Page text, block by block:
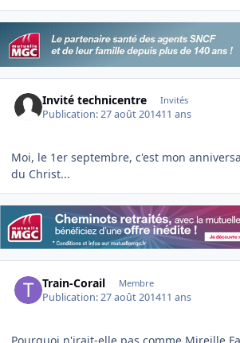
Invité technicentre Invités
Publication:27 août 201411 ans
Moi, le 1er septembre, c'est mon
du Christ...
Train-Corail Membre
Publication:27 août 201411 ans